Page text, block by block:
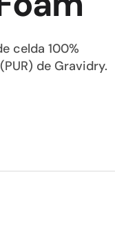
celda 100%
de Gravidry.